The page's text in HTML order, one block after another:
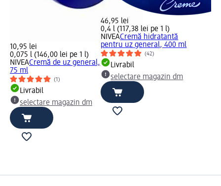
10,95 lei
0,075 l (146,00 lei pe 1 l)
NIVEACremă de uz general,
75 ml
(1)
Livrabil
selectare magazin dm
46,95 lei
0,4 l (117,38 lei pe 1 l)
NIVEACremă hidratantă
pentru uz general, 400 ml
(42)
Livrabil
selectare magazin dm